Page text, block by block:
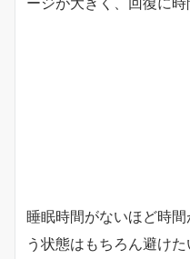
睡眠時間がないほど時
う状態はもちろん避け